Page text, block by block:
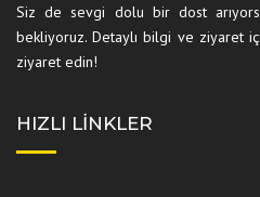
Siz de sevgi dolu bir dost
bekliyoruz. Detaylı bilgi ve ziyaret
ziyaret edin!
HIZLI LINKLER